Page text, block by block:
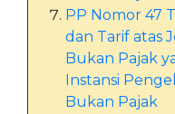
PP Nomor 47
dan Tarif atas
Bukan Pajak
Instansi
Bukan Pajak